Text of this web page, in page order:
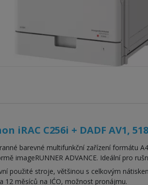
iRAC C256i + DADF AV1,
barevné multifunkční zařízení formátu
imageRUNNER ADVANCE. Ideální pro
použité stroje, většinou s celkovým
12 měsíců na IĆO, možnost pronájmu.